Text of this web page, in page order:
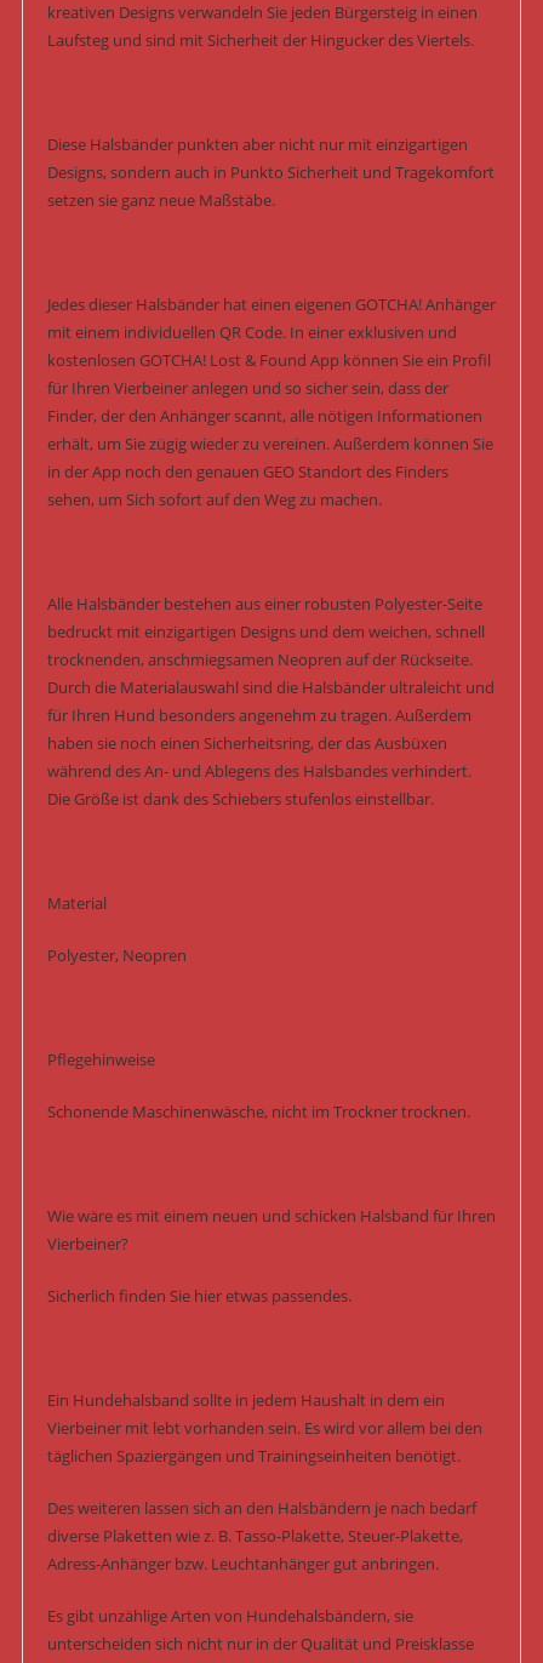
kreativen Designs verwandeln Sie jeden Bürgersteig in einen
Laufsteg und sind mit Sicherheit der Hingucker des Viertels.
Diese Halsbänder punkten aber nicht nur mit einzigartigen
Designs, sondern auch in Punkto Sicherheit und Tragekomfort
setzen sie ganz neue Maßstäbe.
Jedes dieser Halsbänder hat einen eigenen GOTCHA! Anhänger
mit einem individuellen QR Code. In einer exklusiven und
kostenlosen GOTCHA! Lost & Found App können Sie ein Profil
für Ihren Vierbeiner anlegen und so sicher sein, dass der
Finder, der den Anhänger scannt, alle nötigen Informationen
erhält, um Sie zügig wieder zu vereinen. Außerdem können Sie
in der App noch den genauen GEO Standort des Finders
sehen, um Sich sofort auf den Weg zu machen.
Alle Halsbänder bestehen aus einer robusten Polyester-Seite
bedruckt mit einzigartigen Designs und dem weichen, schnell
trocknenden, anschmiegsamen Neopren auf der Rückseite.
Durch die Materialauswahl sind die Halsbänder ultraleicht und
für Ihren Hund besonders angenehm zu tragen. Außerdem
haben sie noch einen Sicherheitsring, der das Ausbüxen
während des An- und Ablegens des Halsbandes verhindert.
Die Größe ist dank des Schiebers stufenlos einstellbar.
Material
Polyester, Neopren
Pflegehinweise
Schonende Maschinenwäsche, nicht im Trockner trocknen.
Wie wäre es mit einem neuen und schicken Halsband für Ihren
Vierbeiner?
Sicherlich finden Sie hier etwas passendes.
Ein Hundehalsband sollte in jedem Haushalt in dem ein
Vierbeiner mit lebt vorhanden sein. Es wird vor allem bei den
täglichen Spaziergängen und Trainingseinheiten benötigt.
Des weiteren lassen sich an den Halsbändern je nach bedarf
diverse Plaketten wie z. B. Tasso-Plakette, Steuer-Plakette,
Adress-Anhänger bzw. Leuchtanhänger gut anbringen.
Es gibt unzählige Arten von Hundehalsbändern, sie
unterscheiden sich nicht nur in der Qualität und Preisklasse